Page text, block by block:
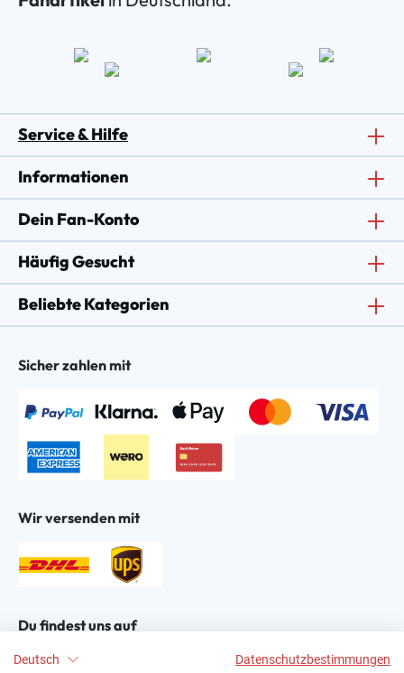
Deutsch Datenschutzbestimmungen
Service & Hilfe
Informationen
Dein Fan-Konto
Häufig Gesucht
Beliebte Kategorien
Sicher zahlen mit
Wir versenden mit
Du findest uns auf